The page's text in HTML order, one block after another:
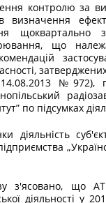
контролю за
визначення
щоквартально
що
№972),
по підсумках
діяльність
з'ясовано, що
діяльності у